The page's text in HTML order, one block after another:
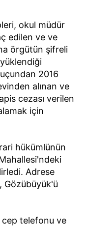
okul müdür
edilen ve ve
örgütün şifreli
2016
alınan ve
cezası verilen
için
hükümlünün
Adrese
Gözübüyük'ü
cep telefonu ve